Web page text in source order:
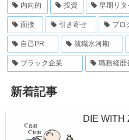
内向的 投資 早期リタ
面接 引き寄せ プロ
自己PR 就職氷河期
ブラック企業 職務経歴
新着記事
DIE WITH